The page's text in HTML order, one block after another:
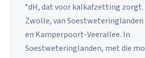
°dH, dat voor kalkafzetting
Zwolle, van
en Kamperpoort-Veerallee. In
Soestweteringlanden, met die